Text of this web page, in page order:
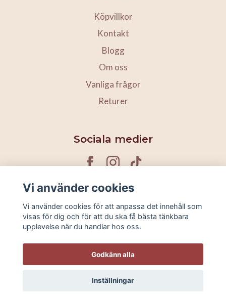
Köpvillkor
Kontakt
Blogg
Om oss
Vanliga frågor
Returer
Sociala medier
Ta del av våra kampanjer & nyheter
Vi använder cookies
Vi använder cookies för att anpassa det innehåll som
visas för dig och för att du ska få bästa tänkbara
upplevelse när du handlar hos oss.
Godkänn alla
Inställningar